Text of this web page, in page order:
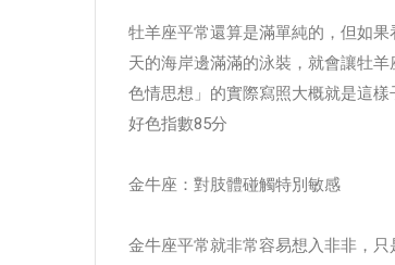
牡羊座平常還算是滿單純的，但如
天的海岸邊滿滿的泳裝，就會讓牡
色情思想」的實際寫照大概就是這樣
好色指數85分
金牛座：對肢體碰觸特別敏感
金牛座平常就非常容易想入非非，